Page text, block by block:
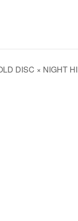
DISC × NIGHT